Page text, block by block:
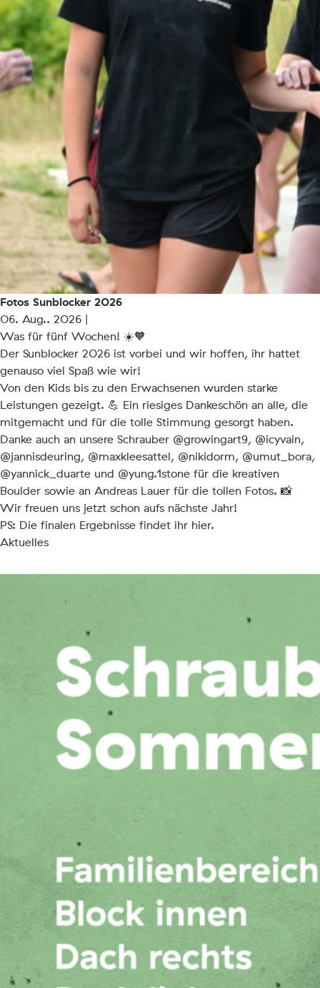
Fotos Sunblocker 2026
06. Aug.. 2026 |
Was für fünf Wochen! ☀️🧡
Der Sunblocker 2026 ist vorbei und wir hoffen, ihr hattet
genauso viel Spaß wie wir!
Von den Kids bis zu den Erwachsenen wurden starke
Leistungen gezeigt. 💪 Ein riesiges Dankeschön an alle, die
mitgemacht und für die tolle Stimmung gesorgt haben.
Danke auch an unsere Schrauber @growingart9, @icyvain,
@jannisdeuring, @maxkleesattel, @nikidorm, @umut_bora,
@yannick_duarte und @yung.1stone für die kreativen
Boulder sowie an Andreas Lauer für die tollen Fotos. 📸
Wir freuen uns jetzt schon aufs nächste Jahr!
PS: Die finalen Ergebnisse findet ihr hier.
Aktuelles